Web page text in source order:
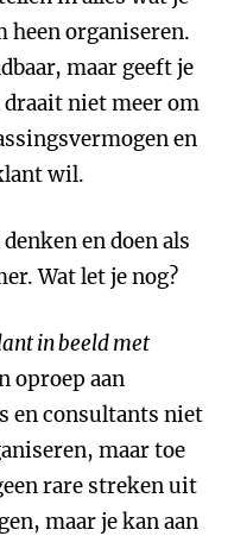
heen organiseren.
maar geeft je
niet meer om
en
wil.
en doen als
Wat let je nog?
in beeld met
oproep aan
en consultants niet
maar toe
rare streken uit
maar je kan aan